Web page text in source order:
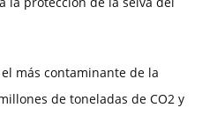
más contaminante de la
de toneladas de CO2 y